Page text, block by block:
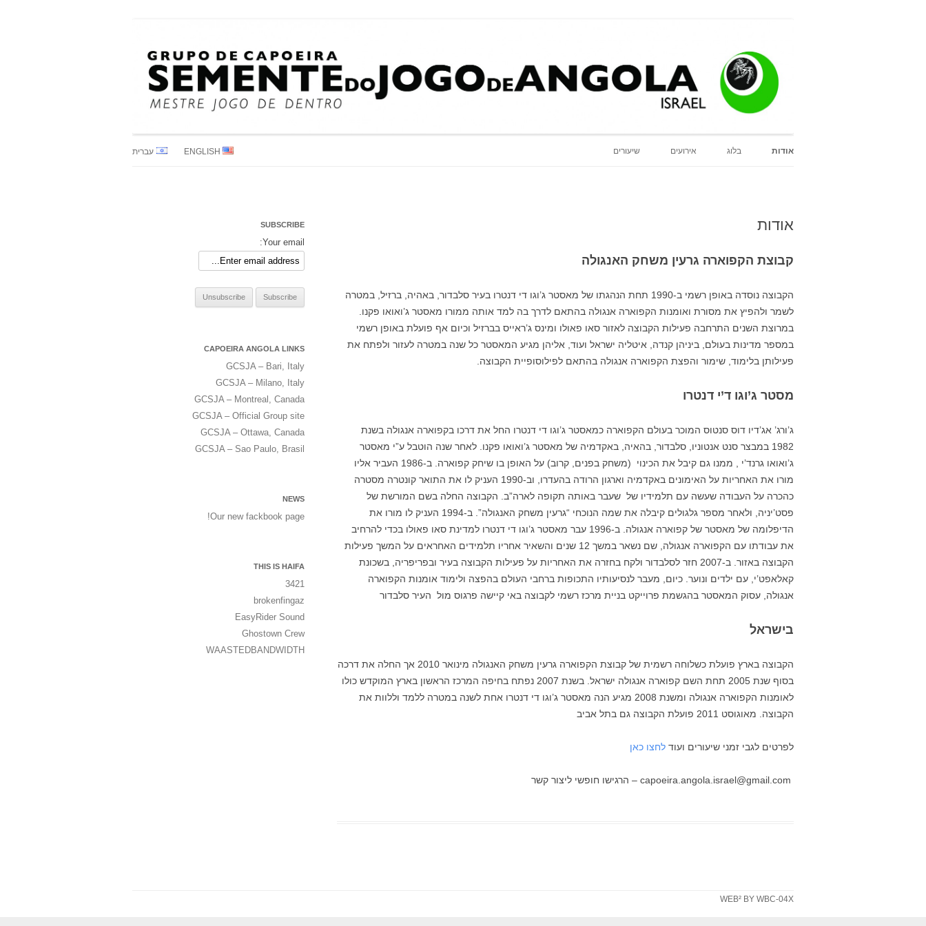
אודות בלוג אירועים שיעורים ENGLISH עברית
אודות
קבוצת הקפוארה גרעין משחק האנגולה
הקבוצה נוסדה באופן רשמי ב-1990 תחת הנהגתו של מאסטר ג’וגו די דנטרו בעיר סלבדור, באהיה, ברזיל, במטרה
לשמר ולהפיץ את מסורת ואומנות הקפוארה אנגולה בהתאם לדרך בה למד אותה ממורו מאסטר ג’ואואו פקנו.
במרוצת השנים התרחבה פעילות הקבוצה לאזור סאו פאולו ומינס ג’ראייס בברזיל וכיום אף פועלת באופן רשמי
במספר מדינות בעולם, ביניהן קנדה, איטליה ישראל ועוד, אליהן מגיע המאסטר כל שנה במטרה לעזור ולפתח את
פעילותן בלימוד, שימור והפצת הקפוארה אנגולה בהתאם לפילוסופיית הקבוצה.
מסטר ג’וגו ד’י דנטרו
ג’ורג’ אג’דיו דוס סנטוס המוכר בעולם הקפוארה כמאסטר ג’וגו די דנטרו החל את דרכו בקפוארה אנגולה בשנת
1982 במבצר סנט אנטוניו, סלבדור, בהאיה, באקדמיה של מאסטר ג’ואואו פקנו. לאחר שנה הוטבל ע”י מאסטר
ג’ואואו גרנד’י , ממנו גם קיבל את הכינוי (משחק בפנים, קרוב) על האופן בו שיחק קפוארה. ב-1986 העביר אליו
מורו את האחריות על האימונים באקדמיה וארגון הרודה בהעדרו, וב-1990 העניק לו את התואר קונטרה מסטרה
כהכרה על העבודה שעשה עם תלמידיו של שעבר באותה תקופה לארה”ב. הקבוצה החלה בשם המורשת של
פסט’יניה, ולאחר מספר גלגולים קיבלה את שמה הנוכחי “גרעין משחק האנגולה”. ב-1994 העניק לו מורו את
הדיפלומה של מאסטר של קפוארה אנגולה. ב-1996 עבר מאסטר ג’וגו די דנטרו למדינת סאו פאולו בכדי להרחיב
את עבודתו עם הקפוארה אנגולה, שם נשאר במשך 12 שנים והשאיר אחריו תלמידים האחראים על המשך פעילות
הקבוצה באזור. ב-2007 חזר לסלבדור ולקח בחזרה את האחריות על פעילות הקבוצה בעיר ובפריפריה, בשכונת
קאלאפט’י, עם ילדים ונוער. כיום, מעבר לנסיעותיו התכופות ברחבי העולם בהפצה ולימוד אומנות הקפוארה
אנגולה, עסוק המאסטר בהגשמת פרוייקט בניית מרכז רשמי לקבוצה באי קיישה פרגוס מול העיר סלבדור
בישראל
הקבוצה בארץ פועלת כשלוחה רשמית של קבוצת הקפוארה גרעין משחק האנגולה מינואר 2010 אך החלה את דרכה
בסוף שנת 2005 תחת השם קפוארה אנגולה ישראל. בשנת 2007 נפתח בחיפה המרכז הראשון בארץ המוקדש כולו
לאומנות הקפוארה אנגולה ומשנת 2008 מגיע הנה מאסטר ג’וגו די דנטרו אחת לשנה במטרה ללמד וללוות את
הקבוצה. מאוגוסט 2011 פועלת הקבוצה גם בתל אביב
לפרטים לגבי זמני שיעורים ועוד לחצו כאן
SUBSCRIBE
Your email:
CAPOEIRA ANGOLA LINKS
GCSJA – Bari, Italy
GCSJA – Milano, Italy
GCSJA – Montreal, Canada
GCSJA – Official Group site
GCSJA – Ottawa, Canada
GCSJA – Sao Paulo, Brasil
NEWS
Our new fackbook page!
THIS IS HAIFA
3421
brokenfingaz
EasyRider Sound
Ghostown Crew
WAASTEDBANDWIDTH
WEB² BY WBC-04X